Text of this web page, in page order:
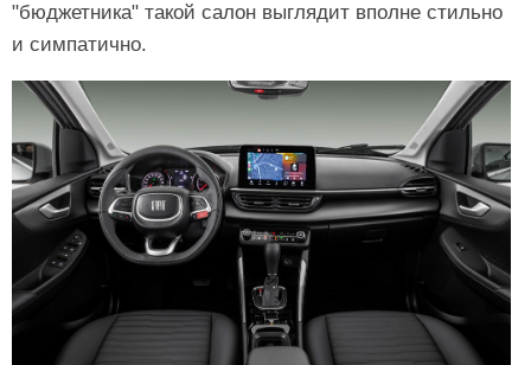
"бюджетника" такой салон выглядит вполне стильно
и симпатично.